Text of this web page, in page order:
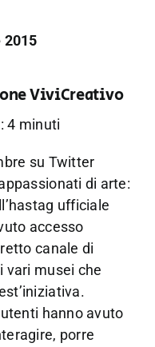
2015
ViviCreativo
4 minuti
su Twitter
di arte:
ufficiale
accesso
canale di
vari musei che
hanno avuto
porre